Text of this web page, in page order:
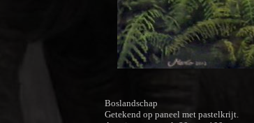
Boslandschap
Getekend op paneel met pastelkrijt.